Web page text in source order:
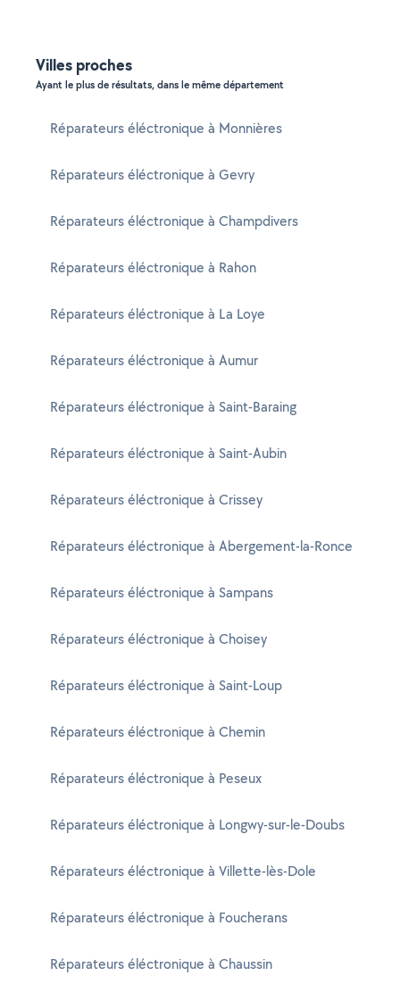
Villes proches
Ayant le plus de résultats, dans le même département
Réparateurs éléctronique à Monnières
Réparateurs éléctronique à Gevry
Réparateurs éléctronique à Champdivers
Réparateurs éléctronique à Rahon
Réparateurs éléctronique à La Loye
Réparateurs éléctronique à Aumur
Réparateurs éléctronique à Saint-Baraing
Réparateurs éléctronique à Saint-Aubin
Réparateurs éléctronique à Crissey
Réparateurs éléctronique à Abergement-la-Ronce
Réparateurs éléctronique à Sampans
Réparateurs éléctronique à Choisey
Réparateurs éléctronique à Saint-Loup
Réparateurs éléctronique à Chemin
Réparateurs éléctronique à Peseux
Réparateurs éléctronique à Longwy-sur-le-Doubs
Réparateurs éléctronique à Villette-lès-Dole
Réparateurs éléctronique à Foucherans
Réparateurs éléctronique à Chaussin